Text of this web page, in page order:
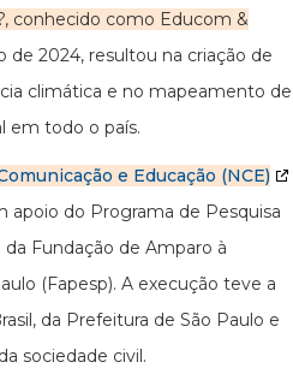
conhecido como Educom &
de 2024, resultou na criação de
climática e no mapeamento de
em todo o país.
e Educação (NCE)
apoio do Programa de Pesquisa
Fundação de Amparo à
(Fapesp). A execução teve a
da Prefeitura de São Paulo e
sociedade civil.